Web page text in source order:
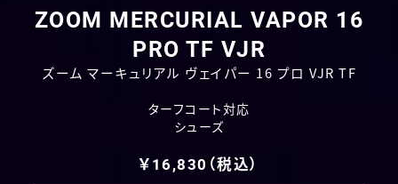
ZOOM MERCURIAL VAPOR 16
PRO TF VJR
ズーム マーキュリアル ヴェイパー 16 プロ VJR TF
ターフコート対応
シューズ
￥16,830（税込）